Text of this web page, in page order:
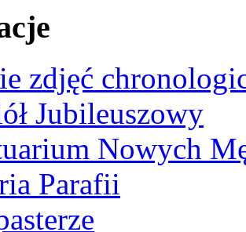
zdjęć
Jubileuszowy
Nowych
Parafii